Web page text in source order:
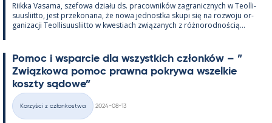
Riikka Va­sama, sze­fowa działu ds. pracow­ników za­gra­nicz­nych w Teol­li­
suus­liitto, jest prze­ko­nana, że nowa jed­nostka skupi się na rozwoju or­
ga­nizacji Teol­li­suus­liitto w kwes­tiach związa­nych z róż­no­rod­nością...
Po­moc i ws­parcie dla wszyst­kich członków – ”
Związ­kowa po­moc prawna pok­rywa wszel­kie
koszty są­dowe”
Kategorie
Korzyści z członkostwa
2024-08-13